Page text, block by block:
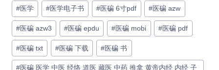
# 医学 # 医学电子书 # 医碥 6寸pdf # 医碥 azw
# 医碥 azw3 # 医碥 epdu # 医碥 mobi # 医碥 pdf
#医碥 txt #医碥 下载 #医碥 书
# 医碥 医学 中医 经络 道医 藏医 中药 推拿 黄帝内经 内经 子